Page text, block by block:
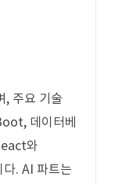
, 주요 기술
데이터베
와
. AI 파트는